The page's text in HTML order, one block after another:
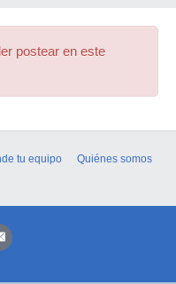
postear en este
tu equipo
Quiénes somos